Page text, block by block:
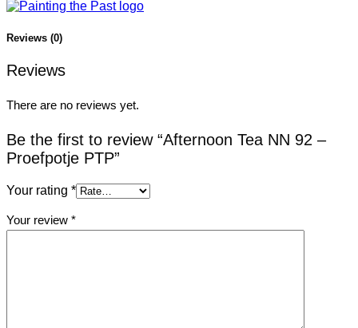
Reviews (0)
Reviews
There are no reviews yet.
Be the first to review “Afternoon Tea NN 92 –
Proefpotje PTP”
Your rating *
Your review *